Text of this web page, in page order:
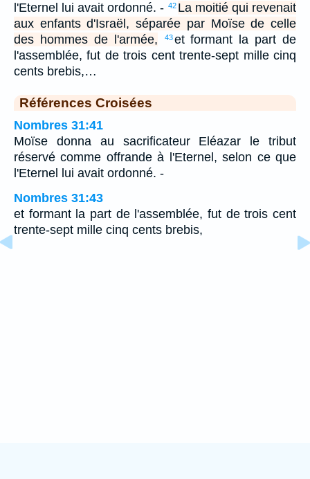
l'Eternel lui avait ordonné. - 42 La moitié qui revenait
aux enfants d'Israël, séparée par Moïse de celle
des hommes de l'armée,
43 et formant la part de
l'assemblée, fut de trois cent trente-sept mille cinq
cents brebis,…
Références Croisées
Nombres 31:41
Moïse donna au sacrificateur Eléazar le tribut
réservé comme offrande à l'Eternel, selon ce que
l'Eternel lui avait ordonné. -
Nombres 31:43
et formant la part de l'assemblée, fut de trois cent
trente-sept mille cinq cents brebis,